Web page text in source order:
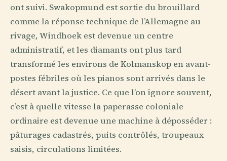
ont suivi. Swakopmund est sortie du brouillard
comme la réponse technique de l’Allemagne au
rivage, Windhoek est devenue un centre
administratif, et les diamants ont plus tard
transformé les environs de Kolmanskop en avant-
postes fébriles où les pianos sont arrivés dans le
désert avant la justice. Ce que l’on ignore souvent,
c’est à quelle vitesse la paperasse coloniale
ordinaire est devenue une machine à déposséder :
pâturages cadastrés, puits contrôlés, troupeaux
saisis, circulations limitées.